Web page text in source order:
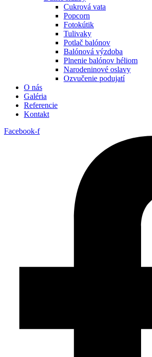
Cukrová vata
Popcorn
Fotokútik
Tulivaky
Potlač balónov
Balónová výzdoba
Plnenie balónov héliom
Narodeninové oslavy
Ozvučenie podujatí
O nás
Galéria
Referencie
Kontakt
Facebook-f